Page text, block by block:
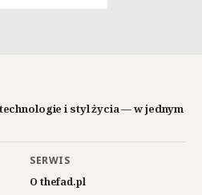
i styl życia — w jednym
SERWIS
O thefad.pl